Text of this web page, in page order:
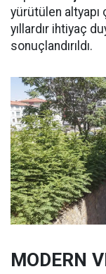
yürütülen altyapı
yıllardır ihtiyaç
sonuçlandırıldı.
MODERN